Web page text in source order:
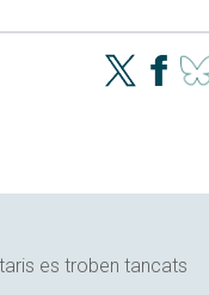
es troben tancats